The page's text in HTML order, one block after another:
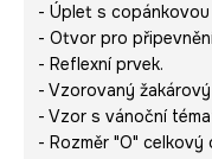
- Úplet s
- Otvor pro
- Reflexní prvek.
- Vzorovaný
- Vzor s vánoční
- Rozměr "O"